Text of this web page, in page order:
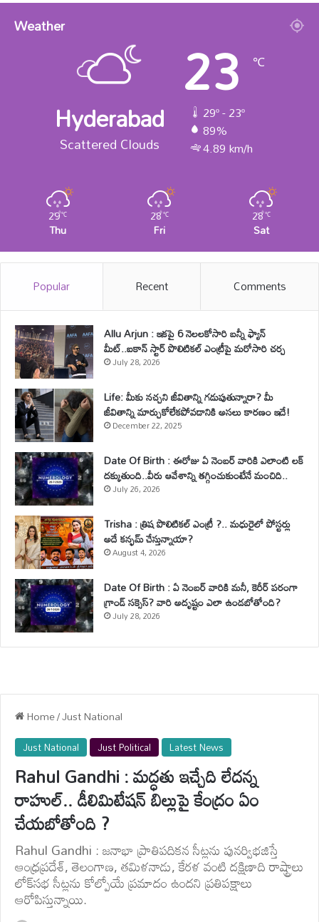
Weather
Hyderabad
Scattered Clouds
23 ℃
29º - 23º
89%
4.89 km/h
29℃
Thu
28℃
Fri
28℃
Sat
Popular Recent Comments
Allu Arjun : ఇకపై 6 నెలలకోసారి బన్నీ ఫ్యాన్
మీట్..ఐకాన్ స్టార్ పొలిటికల్ ఎంట్రీపై మరోసారి చర్చ
July 28, 2026
Life: మీకు నచ్చని జీవితాన్ని గడుపుతున్నారా? మీ
జీవితాన్ని మార్చుకోలేకపోవడానికి అసలు కారణం ఇదే!
December 22, 2025
Date Of Birth : ఈరోజు ఏ నెంబర్ వారికి ఎలాంటి లక్
దక్కుతుంది..వీరు ఆవేశాన్ని తగ్గించుకుంటేనే మంచిది..
July 26, 2026
Trisha : త్రిష పొలిటికల్ ఎంట్రీ ?.. మధురైలో పోస్టర్లు
అదే కన్ఫమ్ చేస్తున్నాయా?
August 4, 2026
Date Of Birth : ఏ నెంబర్ వారికి మనీ, కెరీర్ పరంగా
గ్రాండ్ సక్సెస్? వారి అదృష్టం ఎలా ఉండబోతోంది?
July 28, 2026